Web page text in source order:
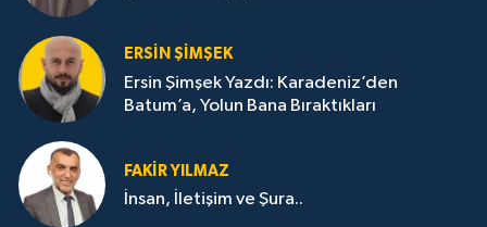
ERSIN ŞIMŞEK
Ersin Şimşek Yazdı: Karadeniz’den
Batum’a, Yolun Bana Bıraktıkları
FAKIR YILMAZ
İnsan, İletişim ve Şura..